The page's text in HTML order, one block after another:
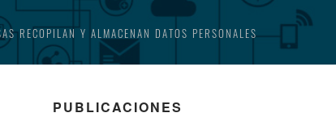
RECOPILAN Y ALMACENAN DATOS PERSONALES
PUBLICACIONES